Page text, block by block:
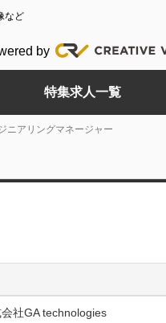
など
by
特集求人一覧
ニアリングマネージャー
社GA technologies